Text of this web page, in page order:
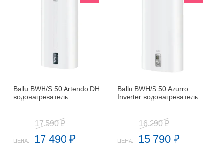
Ballu BWH/S 50 Artendo DH
водонагреватель
17 590 ₽
ЦЕНА: 17 490 ₽
Ballu BWH/S 50 Azurro
Inverter водонагреватель
16 290 ₽
ЦЕНА: 15 790 ₽